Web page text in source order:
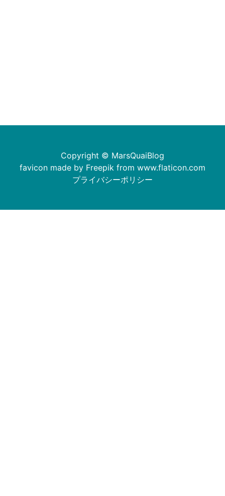
Copyright © MarsQuaiBlog
favicon made by Freepik from www.flaticon.com
プライバシーポリシー